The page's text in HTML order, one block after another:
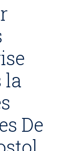
la
De